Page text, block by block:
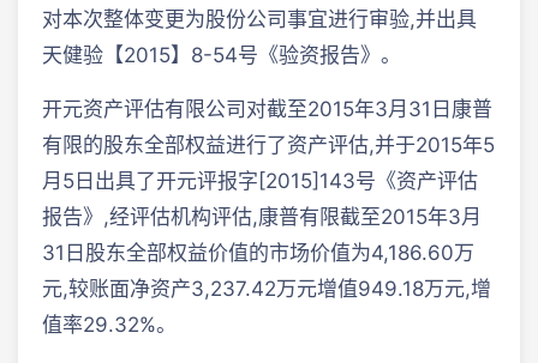
对本次整体变更为股份公司事宜进行审验,并出具
天健验【2015】8-54号《验资报告》。
开元资产评估有限公司对截至2015年3月31日康普
有限的股东全部权益进行了资产评估,并于2015年5
月5日出具了开元评报字[2015]143号《资产评估
报告》,经评估机构评估,康普有限截至2015年3月
31日股东全部权益价值的市场价值为4,186.60万
元,较账面净资产3,237.42万元增值949.18万元,增
值率29.32%。